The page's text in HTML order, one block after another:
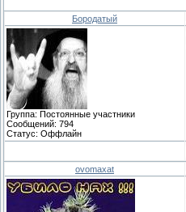
Бородатый
Группа: Постоянные участники
Сообщений: 794
Статус: Оффлайн
ovomaxat